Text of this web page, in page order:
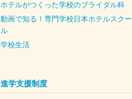
ホテルがつくった学校のブライダル科
動画で知る！専門学校日本ホテルスクー
ル
学校生活
進学支援制度